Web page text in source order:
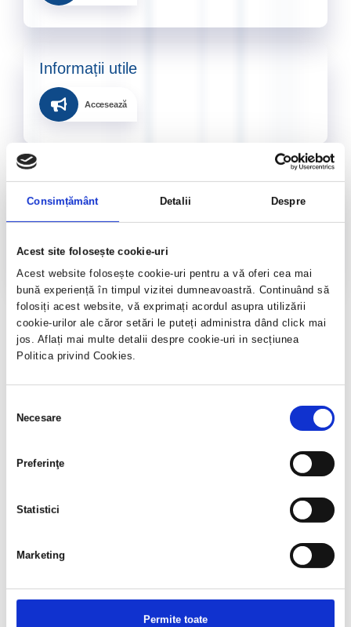
Consimțământ Detalii Despre
Acest site folosește cookie-uri
Acest website folosește cookie-uri pentru a vă oferi cea mai
bună experiență în timpul vizitei dumneavoastră. Continuând să
folosiți acest website, vă exprimați acordul asupra utilizării
cookie-urilor ale căror setări le puteți administra dând click mai
jos. Aflați mai multe detalii despre cookie-uri in secțiunea
Politica privind Cookies.
consimțământului
Necesare
Preferinţe
Statistici
Marketing
Permite toate
Informații utile​
Accesează
Diplome CND 2026